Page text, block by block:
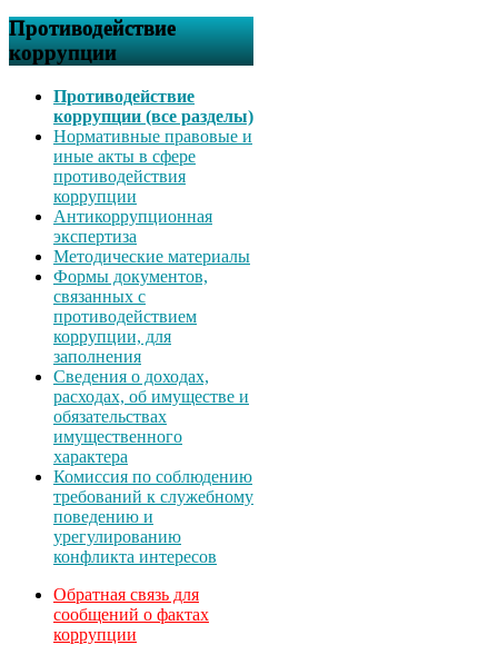
Противодействие
коррупции
Противодействие
коррупции (все разделы)
Нормативные правовые и
иные акты в сфере
противодействия
коррупции
Антикоррупционная
экспертиза
Методические материалы
Формы документов,
связанных с
противодействием
коррупции, для
заполнения
Сведения о доходах,
расходах, об имуществе и
обязательствах
имущественного
характера
Комиссия по соблюдению
требований к служебному
поведению и
урегулированию
конфликта интересов
Обратная связь для
сообщений о фактах
коррупции